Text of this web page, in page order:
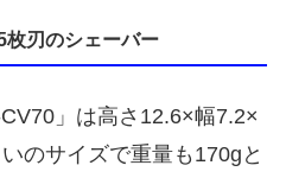
枚刃のシェーバー
」は高さ12.6×幅7.2×
のサイズで重量も170gと